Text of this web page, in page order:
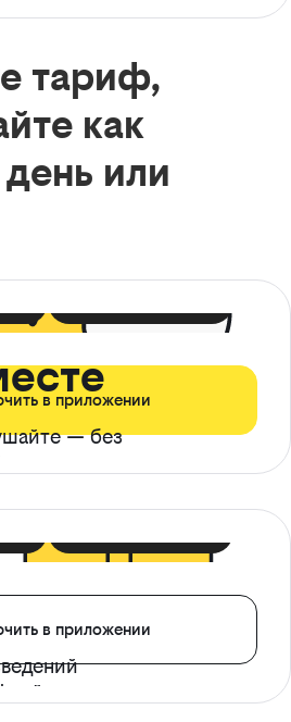
тариф,
как
или
— без
в приложении
в приложении